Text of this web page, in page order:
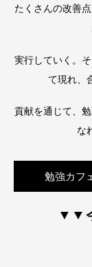
たくさんの改善
実行していく。
て現れ、
貢献を通じて、
な
勉強カフ
▼ ▼